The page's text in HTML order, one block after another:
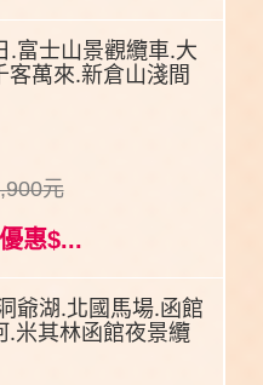
.富士山景觀纜車.大
萬來.新倉山淺間
元
惠$...
爺湖.北國馬場.函館
.米其林函館夜景纜